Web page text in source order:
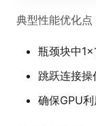
典型性能优化点
瓶颈块中
跳跃连接
确保GPU